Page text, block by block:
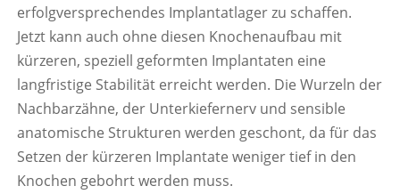
erfolgversprechendes Implantatlager zu schaffen.
Jetzt kann auch ohne diesen Knochenaufbau mit
kürzeren, speziell geformten Implantaten eine
langfristige Stabilität erreicht werden. Die Wurzeln der
Nachbarzähne, der Unterkiefernerv und sensible
anatomische Strukturen werden geschont, da für das
Setzen der kürzeren Implantate weniger tief in den
Knochen gebohrt werden muss.